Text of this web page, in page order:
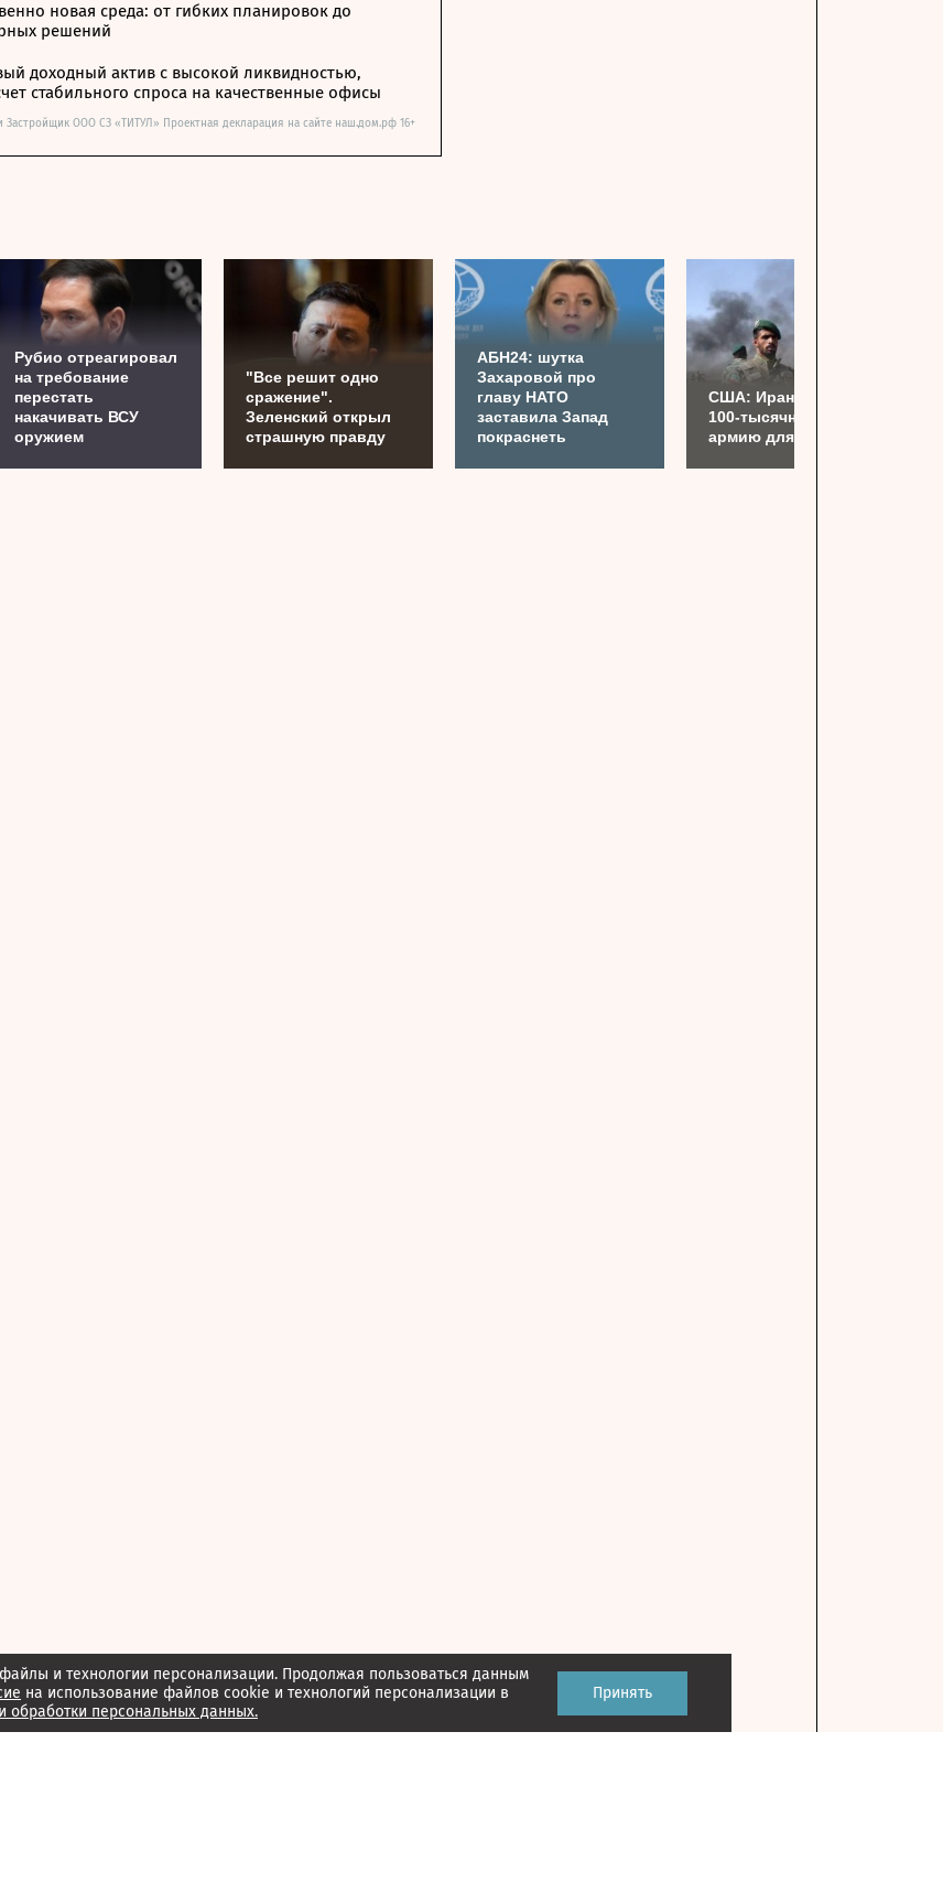
и технологии персонализации. Продолжая пользоваться данным
на использование файлов cookie и технологий персонализации в
обработки персональных данных.
Принять
новая среда: от гибких планировок до
решений
доходный актив с высокой ликвидностью,
стабильного спроса на качественные офисы
Застройщик ООО СЗ «ТИТУЛ» Проектная декларация на сайте наш.дом.рф 16+
Рубио отреагировал
на требование
перестать
накачивать ВСУ
оружием
"Все решит одно
сражение".
Зеленский открыл
страшную правду
АБН24: шутка
Захаровой про
главу НАТО
заставила Запад
покраснеть
США: Иран готовит
100-тысячную
армию для Украины